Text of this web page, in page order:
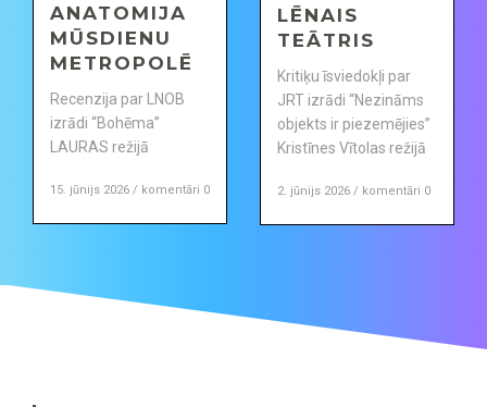
ANATOMIJA
MŪSDIENU
METROPOLĒ
Recenzija par LNOB
izrādi “Bohēma”
LAURAS režijā
15. jūnijs 2026 / komentāri 0
LĒNAIS
TEĀTRIS
Kritiķu īsviedokļi par
JRT izrādi “Nezināms
objekts ir piezemējies”
Kristīnes Vītolas režijā
2. jūnijs 2026 / komentāri 0